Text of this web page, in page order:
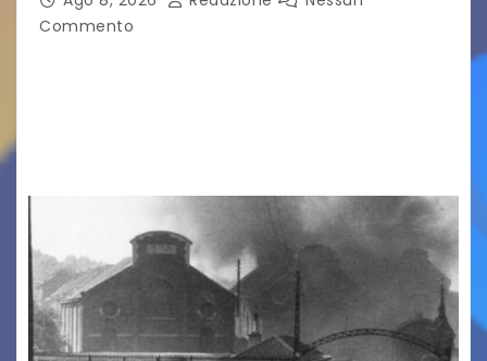
Commento